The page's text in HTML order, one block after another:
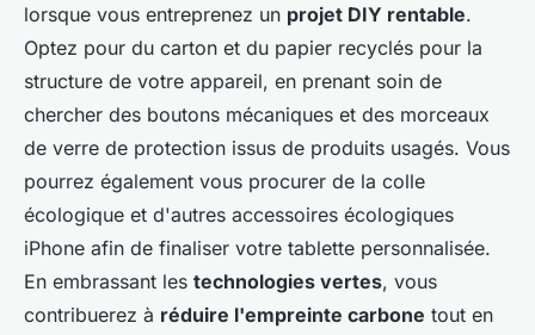
lorsque vous entreprenez un projet DIY rentable.
Optez pour du carton et du papier recyclés pour la
structure de votre appareil, en prenant soin de
chercher des boutons mécaniques et des morceaux
de verre de protection issus de produits usagés. Vous
pourrez également vous procurer de la colle
écologique et d'autres accessoires écologiques
iPhone afin de finaliser votre tablette personnalisée.
En embrassant les technologies vertes, vous
contribuerez à réduire l'empreinte carbone tout en